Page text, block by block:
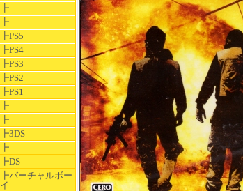
┣
┣
┣PS5
┣PS4
┣PS3
┣PS2
┣PS1
┣
┣
┣3DS
┣
┣DS
┣バーチャルボー
イ